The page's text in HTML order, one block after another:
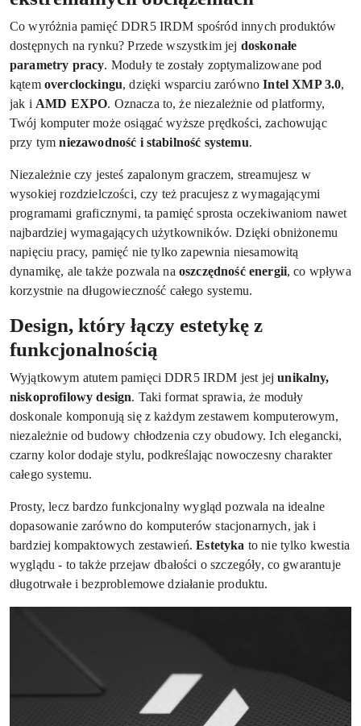
Co wyróżnia pamięć DDR5 IRDM spośród innych produktów
dostępnych na rynku? Przede wszystkim jej doskonałe
parametry pracy. Moduły te zostały zoptymalizowane pod
kątem overclockingu, dzięki wsparciu zarównoIntel XMP 3.0,
jak i AMD EXPO. Oznacza to, że niezależnie od platformy,
Twój komputer może osiągać wyższe prędkości, zachowując
przy tymniezawodność i stabilność systemu.
Niezależnie czy jesteś zapalonym graczem, streamujesz w
wysokiej rozdzielczości, czy też pracujesz z wymagającymi
programami graficznymi, ta pamięć sprosta oczekiwaniom nawet
najbardziej wymagających użytkowników. Dzięki obniżonemu
napięciu pracy, pamięć nie tylko zapewnia niesamowitą
dynamikę, ale także pozwala na oszczędność energii, co wpływa
korzystnie na długowieczność całego systemu.
Design, który łączy estetykę z
funkcjonalnością
Wyjątkowym atutem pamięci DDR5 IRDM jest jejunikalny,
niskoprofilowy design. Taki format sprawia, że moduły
doskonale komponują się z każdym zestawem komputerowym,
niezależnie od budowy chłodzenia czy obudowy. Ich elegancki,
czarny kolor dodaje stylu, podkreślając nowoczesny charakter
całego systemu.
Prosty, lecz bardzo funkcjonalny wygląd pozwala na idealne
dopasowanie zarówno do komputerów stacjonarnych, jak i
bardziej kompaktowych zestawień.Estetyka to nie tylko kwestia
wyglądu - to także przejaw dbałości o szczegóły, co gwarantuje
długotrwałe i bezproblemowe działanie produktu.